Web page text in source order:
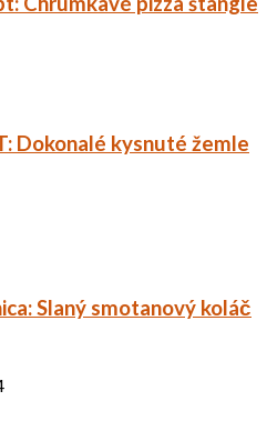
Dokonalé kysnuté žemle
Slaný smotanový koláč